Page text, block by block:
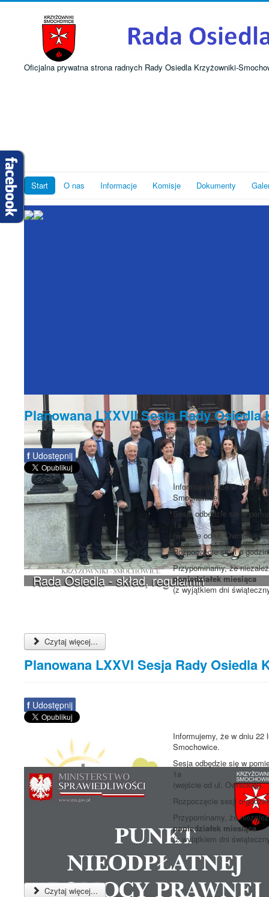
Oficjalna prywatna strona radnych Rady Osiedla Krzyżowniki-
Start O nas Informacje Komisje Dokumenty
Rada Osiedla - skład, regulamin
Planowana LXXVII Sesja Rady
f Udostępnij
Informujemy, że w dniu 4
Smochowice.
Sesja odbędzie się w
1a
(wejście od ul. Ownickiej).
Rozpoczęcie sesji o
Przypominamy, że
poniedziałek miesiąca
(z wyjątkiem dni
Czytaj więcej...
Planowana LXXVI Sesja Rady Osiedla
f Udostępnij
Informujemy, że w dniu
Smochowice.
Sesja odbędzie się w
1a
(wejście od ul. Ownickiej).
Rozpoczęcie sesji o
Przypominamy, że
poniedziałek miesiąca
(z wyjątkiem dni
Czytaj więcej...